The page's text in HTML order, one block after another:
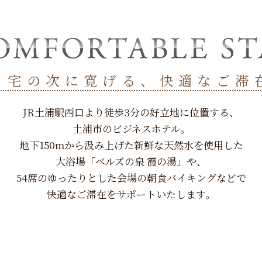
宅の次に寛げる、快適なご滞
JR土浦駅西口より徒歩3分の好立地に位置する、
土浦市のビジネスホテル。
地下150mから汲み上げた新鮮な天然水を使用した
大浴場「ベルズの泉 霞の湯」や、
54席のゆったりとした会場の朝食バイキングなどで
快適なご滞在をサポートいたします。